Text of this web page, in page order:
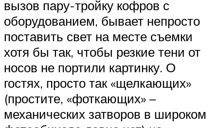
вызов пару-тройку кофров с
оборудованием, бывает непросто
поставить свет на месте съемки
хотя бы так, чтобы резкие тени от
носов не портили картинку. О
гостях, просто так «щелкающих»
(простите, «фоткающих» –
механических затворов в широком